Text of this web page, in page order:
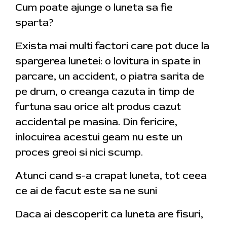
Cum poate ajunge o luneta sa fie
sparta?
Exista mai multi factori care pot duce la
spargerea lunetei: o lovitura in spate in
parcare, un accident, o piatra sarita de
pe drum, o creanga cazuta in timp de
furtuna sau orice alt produs cazut
accidental pe masina. Din fericire,
inlocuirea acestui geam nu este un
proces greoi si nici scump.
Atunci cand s-a crapat luneta, tot ceea
ce ai de facut este sa ne suni
Daca ai descoperit ca luneta are fisuri,